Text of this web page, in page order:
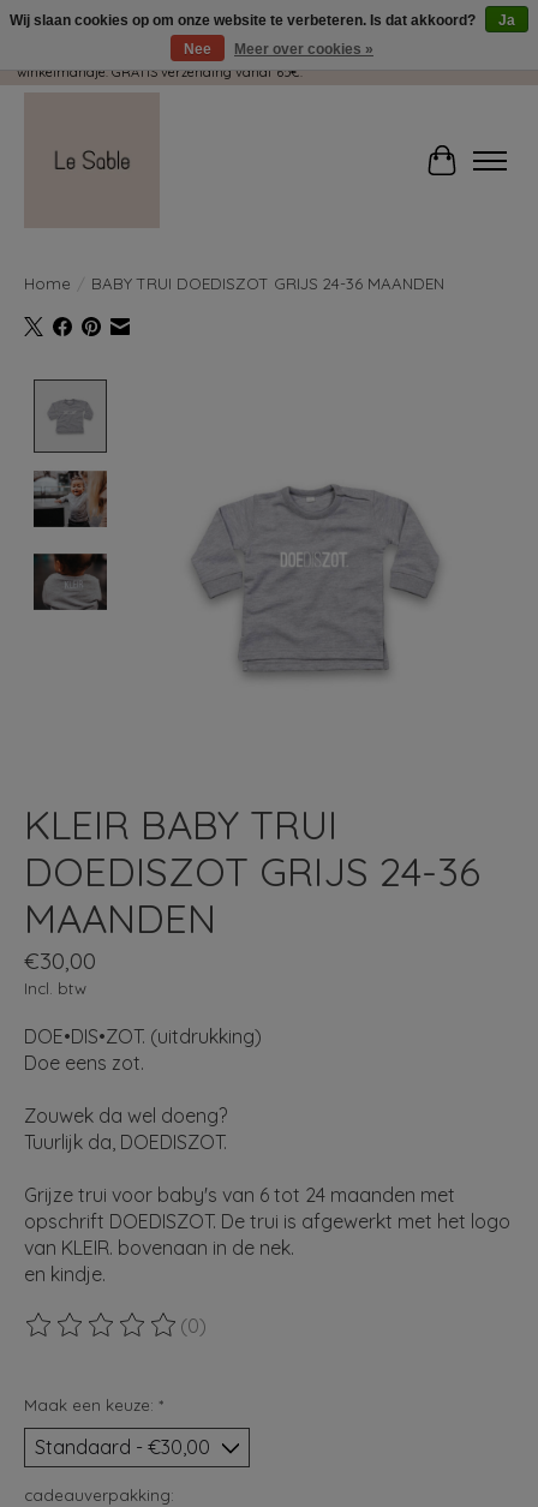
Wij pakken met plezier jouw kadootjes GRATIS in! Duid dit zeker aan in je
winkelmandje. GRATIS verzending vanaf 65€.
Home BABY TRUI DOEDISZOT GRIJS 24-36 MAANDEN
KLEIR BABY TRUI
DOEDISZOT GRIJS 24-36
MAANDEN
€30,00
Incl. btw
DOE•DIS•ZOT. (uitdrukking)
Doe eens zot.
Zouwek da wel doeng?
Tuurlijk da, DOEDISZOT.
Grijze trui voor baby's van 6 tot 24 maanden met
opschrift DOEDISZOT. De trui is afgewerkt met het logo
van KLEIR. bovenaan in de nek.
en kindje.
De beoordeling van dit product is
(0)
Maak een keuze: *
cadeauverpakking:
Wij slaan cookies op om onze website te verbeteren. Is dat akkoord?
Ja
Nee
Meer over cookies »